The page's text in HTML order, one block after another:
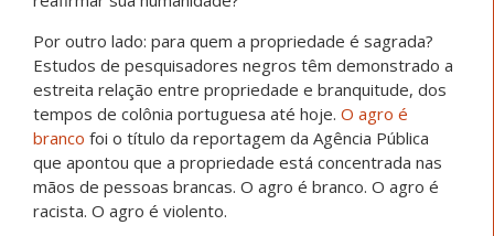
Por outro lado: para quem a propriedade é sagrada?
Estudos de pesquisadores negros têm demonstrado a
estreita relação entre propriedade e branquitude, dos
tempos de colônia portuguesa até hoje. O agro é
branco foi o título da reportagem da Agência Pública
que apontou que a propriedade está concentrada nas
mãos de pessoas brancas. O agro é branco. O agro é
racista. O agro é violento.